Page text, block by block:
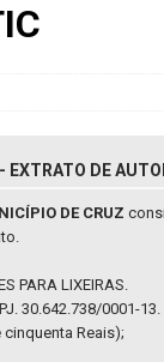
EXTRATO DE
DE CRUZ
PARA LIXEIRAS.
30.642.738/0001-13.
Reais);